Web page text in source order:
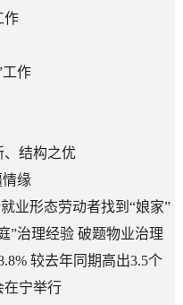
作
工作
、结构之优
情缘
业形态劳动者找到“娘家”
”治理经验 破题物业治理
较去年同期高出3.5个
在宁举行